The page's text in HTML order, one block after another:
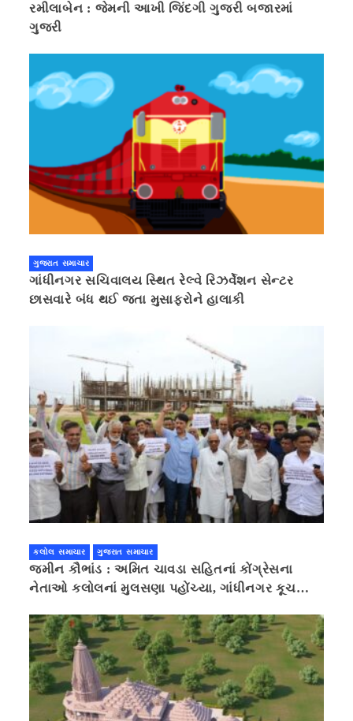
રમીલાબેન : જેમની આખી જિંદગી ગુજરી બજારમાં
ગુજરી
ગુજરાત સમાચાર
ગાંધીનગર સચિવાલય સ્થિત રેલ્વે રિઝર્વેશન સેન્ટર
છાસવારે બંધ થઈ જતા મુસાફરોને હાલાકી
કલોલ સમાચાર ગુજરાત સમાચાર
જમીન કૌભાંડ : અમિત ચાવડા સહિતનાં કોંગ્રેસના
નેતાઓ કલોલનાં મુલસણા પહોંચ્યા, ગાંધીનગર કૂચ